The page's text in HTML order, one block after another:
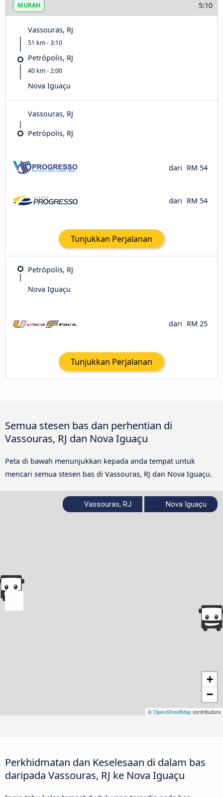
MURAH 5:10
Vassouras, RJ
51 km - 3:10
Petrópolis, RJ
40 km - 2:00
Nova Iguaçu
Vassouras, RJ
Petrópolis, RJ
dari RM 54
dari RM 54
Tunjukkan Perjalanan
Petrópolis, RJ
Nova Iguaçu
dari RM 25
Tunjukkan Perjalanan
Semua stesen bas dan perhentian di
Vassouras, RJ dan Nova Iguaçu
Peta di bawah menunjukkan kepada anda tempat untuk
mencari semua stesen bas di Vassouras, RJ dan Nova Iguaçu.
+
−
© OpenStreetMap contributors
Vassouras, RJ Nova Iguaçu
Perkhidmatan dan Keselesaan di dalam bas
daripada Vassouras, RJ ke Nova Iguaçu